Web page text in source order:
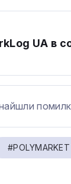
UA в
#POLYMARKET